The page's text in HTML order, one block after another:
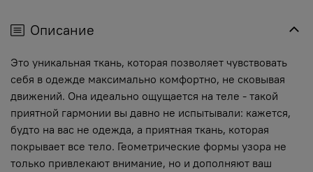
Описание
Это уникальная ткань, которая позволяет чувствовать
себя в одежде максимально комфортно, не сковывая
движений. Она идеально ощущается на теле - такой
приятной гармонии вы давно не испытывали: кажется,
будто на вас не одежда, а приятная ткань, которая
покрывает все тело. Геометрические формы узора не
только привлекают внимание, но и дополняют ваш